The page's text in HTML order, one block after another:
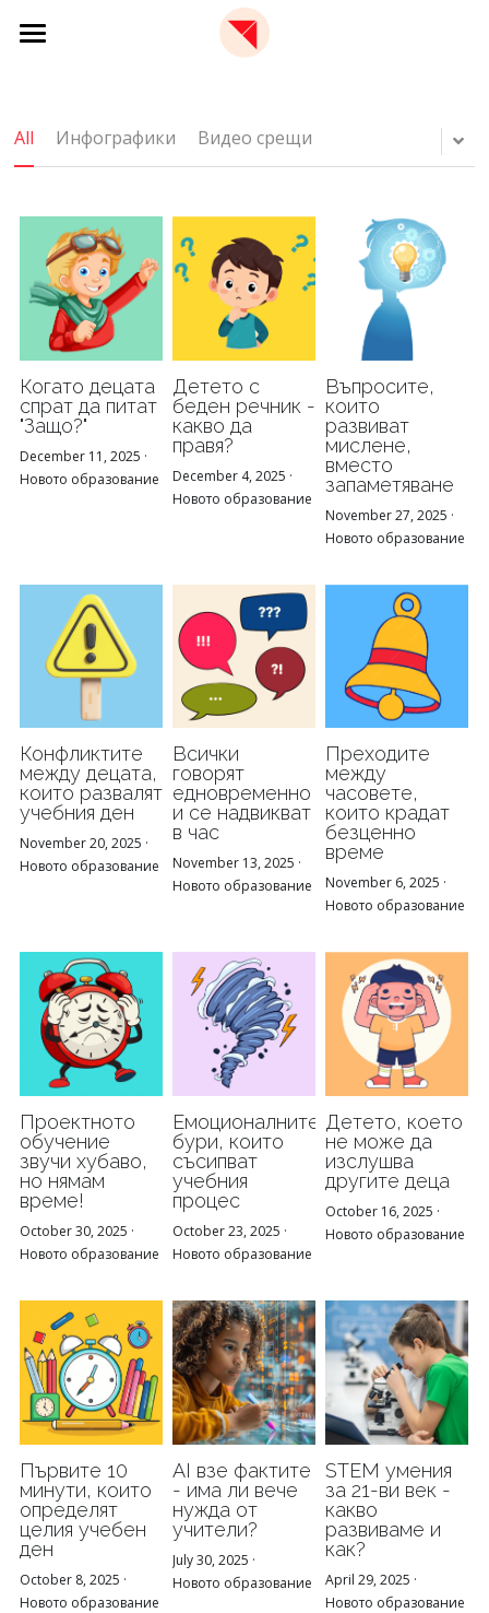
📩 Бюлетин
За Red Paper Plane
Екип
Фондация
🇬🇧 EN
All Инфографики Видео срещи
Когато децата
спрат да питат
"Защо?"
December 11, 2025 ·
Новото образование
Детето с
беден речник -
какво да
правя?
December 4, 2025 ·
Новото образование
Въпросите,
които
развиват
мислене,
вместо
запаметяване
November 27, 2025 ·
Новото образование
Конфликтите
между децата,
които развалят
учебния ден
November 20, 2025 ·
Новото образование
Всички
говорят
едновременно
и се надвикват
в час
November 13, 2025 ·
Новото образование
Преходите
между
часовете,
които крадат
безценно
време
November 6, 2025 ·
Новото образование
Проектното
обучение
звучи хубаво,
но нямам
време!
October 30, 2025 ·
Новото образование
Емоционалните
бури, които
съсипват
учебния
процес
October 23, 2025 ·
Новото образование
Детето, което
не може да
изслушва
другите деца
October 16, 2025 ·
Новото образование
Първите 10
минути, които
определят
целия учебен
ден
October 8, 2025 ·
Новото образование
AI взе фактите
- има ли вече
нужда от
учители?
July 30, 2025 ·
Новото образование
STEM умения
за 21-ви век -
какво
развиваме и
как?
April 29, 2025 ·
Новото образование
STORE CATEGORIES